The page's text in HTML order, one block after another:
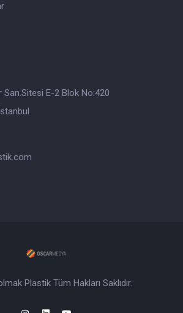
San.Sitesi E-2 Blok No:420
Plastik Tüm Hakları Saklıdır.